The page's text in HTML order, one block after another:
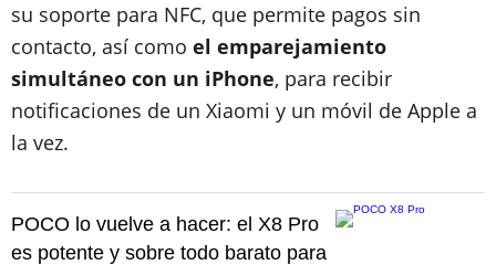
su soporte para NFC, que permite pagos sin
contacto, así como el emparejamiento
simultáneo con un iPhone, para recibir
notificaciones de un Xiaomi y un móvil de Apple a
la vez.
POCO lo vuelve a hacer: el X8 Pro
es potente y sobre todo barato para